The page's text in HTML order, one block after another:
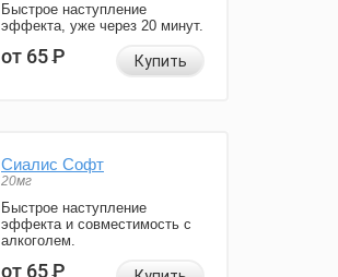
Быстрое наступление
эффекта, уже через 20 минут.
от 65Р Купить
Сиалис Софт
20мг
Быстрое наступление
эффекта и совместимость с
алкоголем.
от 65Р